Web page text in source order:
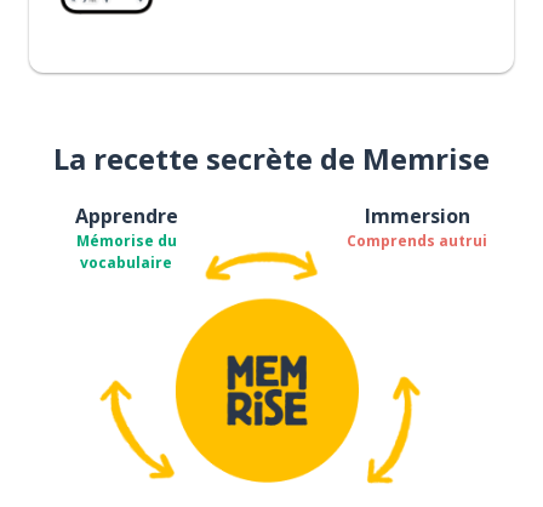
La recette secrète de Memrise
Apprendre
Mémorise du
vocabulaire
Immersion
Comprends autrui